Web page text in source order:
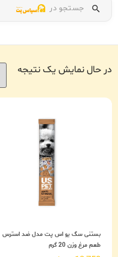
جستجو در
در حال نمایش یک نتیجه
بستنی سگ یو اس پت مدل ضد استرس
طعم مرغ وزن 20 گرم